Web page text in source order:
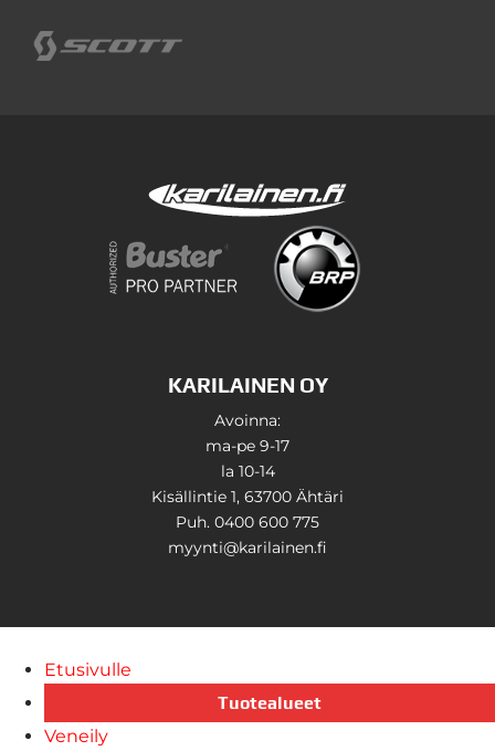
KARILAINEN OY
Avoinna:
ma-pe 9-17
la 10-14
Kisällintie 1, 63700 Ähtäri
Puh. 0400 600 775
myynti@karilainen.fi
Etusivulle
Tuotealueet
Veneily